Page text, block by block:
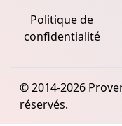
Politique de
confidentialité
© 2014-2026
réservés.